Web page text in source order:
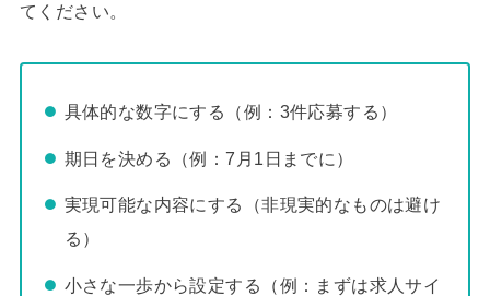
てください。
具体的な数字にする（例：3件応募する）
期日を決める（例：7月1日までに）
実現可能な内容にする（非現実的なものは避け
る）
小さな一歩から設定する（例：まずは求人サイ